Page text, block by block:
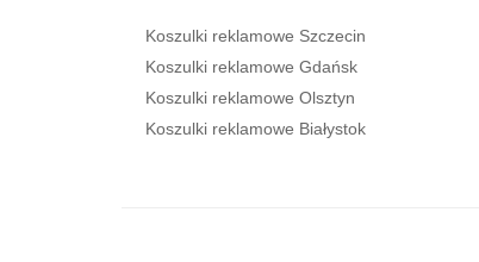
Koszulki reklamowe Szczecin
Koszulki reklamowe Gdańsk
Koszulki reklamowe Olsztyn
Koszulki reklamowe Białystok